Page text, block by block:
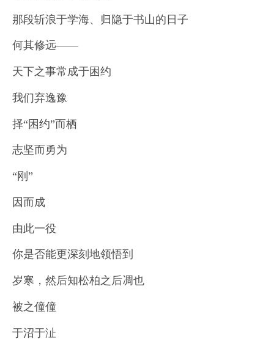
那段斩浪于学海、归隐于书山的日子
何其修远——
天下之事常成于困约
我们弃逸豫
择“困约”而栖
志坚而勇为
“刚”
因而成
由此一役
你是否能更深刻地领悟到
岁寒，然后知松柏之后凋也
被之僮僮
于沼于沚